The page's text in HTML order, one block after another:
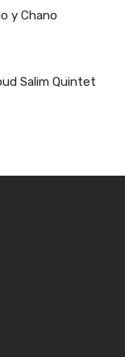
y Chano
Salim Quintet